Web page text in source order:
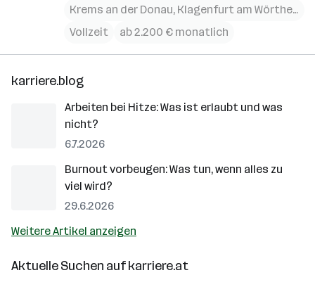
Krems an der Donau, Klagenfurt am Wörthersee
Vollzeit
ab 2.200 € monatlich
karriere.blog
Arbeiten bei Hitze: Was ist erlaubt und was
nicht?
6.7.2026
Burnout vorbeugen: Was tun, wenn alles zu
viel wird?
29.6.2026
Weitere Artikel anzeigen
Aktuelle Suchen aufkarriere.at